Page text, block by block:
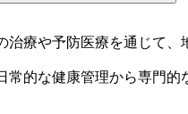
治療や予防医療を通じて
常的な健康管理から専門